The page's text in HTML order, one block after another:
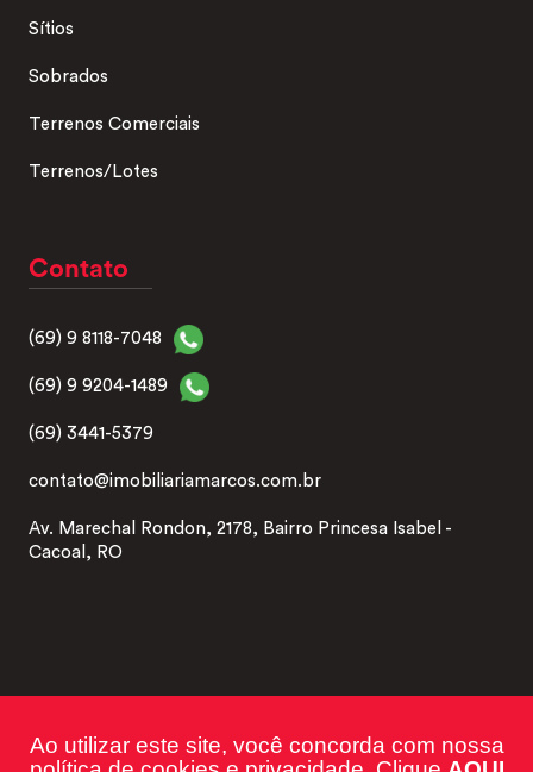
Ao utilizar este site, você concorda com nossa
Sítios
Sobrados
Terrenos Comerciais
Terrenos/Lotes
Contato
(69) 9 8118-7048
(69) 9 9204-1489
(69) 3441-5379
contato@imobiliariamarcos.com.br
Av. Marechal Rondon, 2178, Bairro Princesa Isabel -
Cacoal, RO
Imobiliária Marcos 2026 | CRECI: J-2406 | Desenvolvido
por Imonov & Si9sistemas